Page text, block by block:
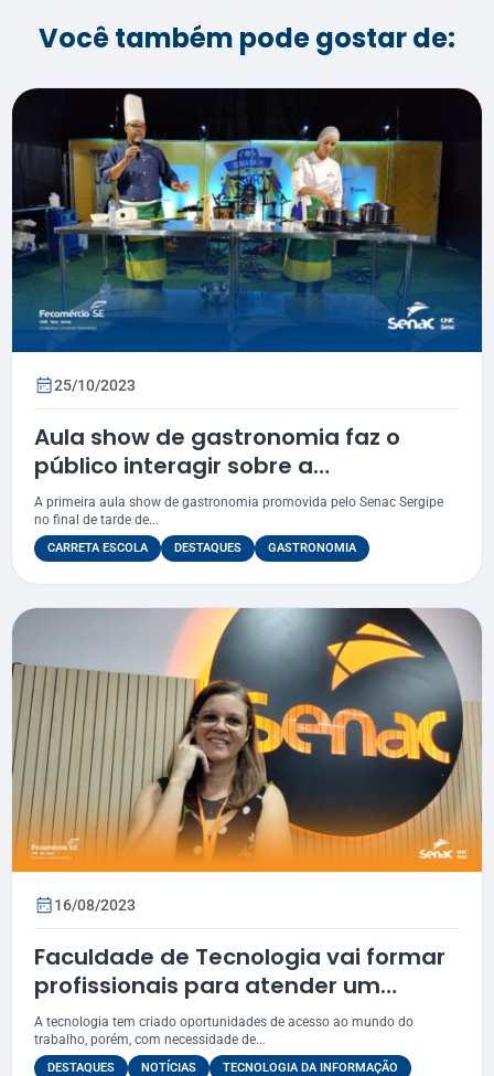
Você também pode gostar de:
25/10/2023
Aula show de gastronomia faz o
público interagir sobre a
sergipanidade
A primeira aula show de gastronomia promovida pelo Senac Sergipe
no final de tarde de...
CARRETA ESCOLA DESTAQUES GASTRONOMIA
16/08/2023
Faculdade de Tecnologia vai formar
profissionais para atender um
mercado com escassez de mão de
obra qualificada
A tecnologia tem criado oportunidades de acesso ao mundo do
trabalho, porém, com necessidade de...
DESTAQUES NOTÍCIAS TECNOLOGIA DA INFORMAÇÃO